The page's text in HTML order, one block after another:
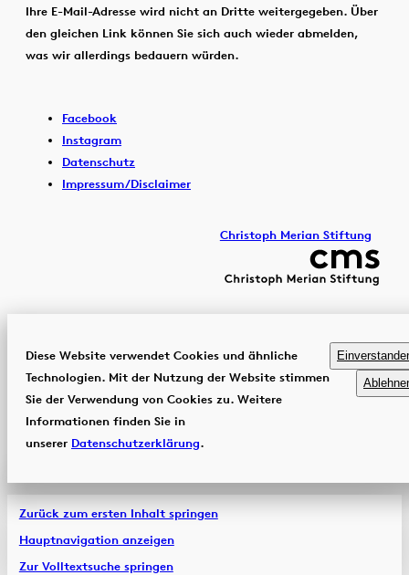
Ihre E-Mail-Adresse wird nicht an Dritte weitergegeben. Über
den gleichen Link können Sie sich auch wieder abmelden,
was wir allerdings bedauern würden.
Facebook
Instagram
Datenschutz
Impressum/Disclaimer
Christoph Merian Stiftung
Diese Website verwendet Cookies und ähnliche
Technologien. Mit der Nutzung der Website stimmen
Sie der Verwendung von Cookies zu. Weitere
Informationen finden Sie in
unserer Datenschutzerklärung.
Zurück zum ersten Inhalt springen
Hauptnavigation anzeigen
Zur Volltextsuche springen